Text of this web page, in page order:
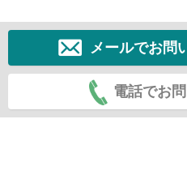
メールでお問
電話でお